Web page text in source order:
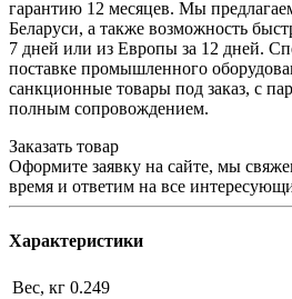
гарантию 12 месяцев. Мы
Беларуси, а также возможность
7 дней или из Европы за 12 дней.
поставке промышленного
санкционные товары под заказ, с
полным сопровождением.
Заказать товар
Оформите заявку на сайте, мы
время и ответим на все
Характеристики
Вес, кг 0.249